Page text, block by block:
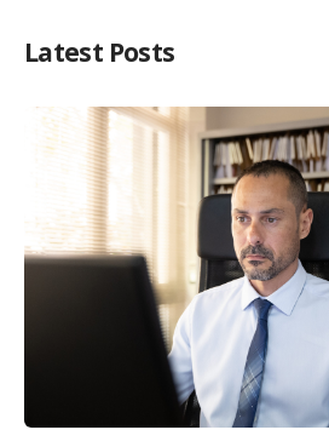
Latest Posts